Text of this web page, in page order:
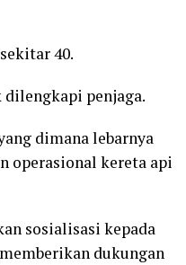
40.
penjaga.
dimana lebarnya
operasional kereta api
sosialisasi kepada
dukungan